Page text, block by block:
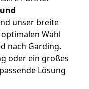
unser breite
Wahl
nach Garding.
oder ein großes
Lösung